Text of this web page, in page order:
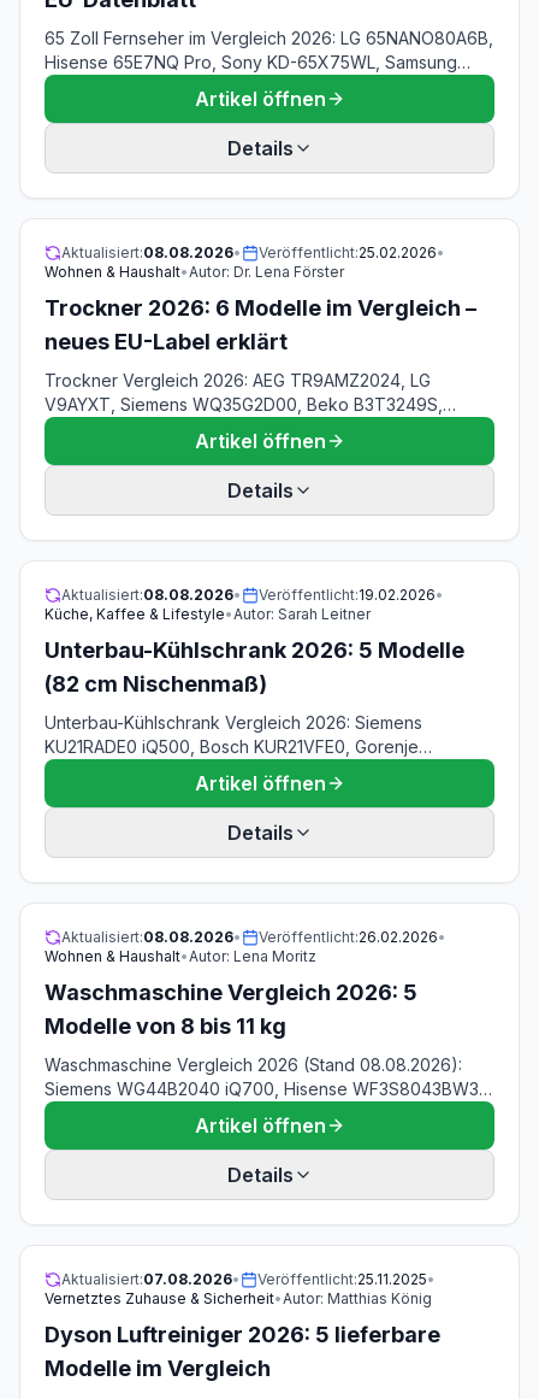
65 Zoll Fernseher im Vergleich 2026: LG 65NANO80A6B,
Hisense 65E7NQ Pro, Sony KD-65X75WL, Samsung
QN70F, LG OLED65C5ELB und Panasonic TV-65Z80AEZ
— nach Preis sortiert, mit nativer Bildwiederholfrequenz
aus dem EU-Produktdatenblatt, offengelegter
Stromkostenrechnung und vorgerechnetem Sitzabstand.
Artikel öffnen
Details
Aktualisiert:08.08.2026• Veröffentlicht:25.02.2026•
Wohnen & Haushalt•Autor: Dr. Lena Förster
Trockner 2026: 6 Modelle im Vergleich –
neues EU-Label erklärt
Trockner Vergleich 2026: AEG TR9AMZ2024, LG
V9AYXT, Siemens WQ35G2D00, Beko B3T3249S,
Midea MD11EH70BD & Bomann WPT 7154. Neues EU-
Energielabel seit Juli 2025, Kosten je Trockengang und
Amortisation nachgerechnet. Stand 08.08.2026.
Artikel öffnen
Details
Aktualisiert:08.08.2026• Veröffentlicht:19.02.2026•
Küche, Kaffee & Lifestyle•Autor: Sarah Leitner
Unterbau-Kühlschrank 2026: 5 Modelle
(82 cm Nischenmaß)
Unterbau-Kühlschrank Vergleich 2026: Siemens
KU21RADE0 iQ500, Bosch KUR21VFE0, Gorenje
RIU609EA1, Amica UKSX 361 901 & Amica UVKSD 351
951. Nischenmaß, Belüftung, Türtechnik und Stromkosten
aus den EU-Datenblättern — Stand 08.08.2026, ab 229
Artikel öffnen
Details
Aktualisiert:08.08.2026• Veröffentlicht:26.02.2026•
Wohnen & Haushalt•Autor: Lena Moritz
Waschmaschine Vergleich 2026: 5
Modelle von 8 bis 11 kg
Waschmaschine Vergleich 2026 (Stand 08.08.2026):
Siemens WG44B2040 iQ700, Hisense WF3S8043BW3,
Samsung WW11DG5B25TEEG, Bosch WUU28T42 Serie 6
und Bauknecht WAM 814 A — 33 bis 49 kWh je 100
Zyklen aus den EU-Produktdatenblättern.
Artikel öffnen
Details
Aktualisiert:07.08.2026• Veröffentlicht:25.11.2025•
Vernetztes Zuhause & Sicherheit•Autor: Matthias König
Dyson Luftreiniger 2026: 5 lieferbare
Modelle im Vergleich